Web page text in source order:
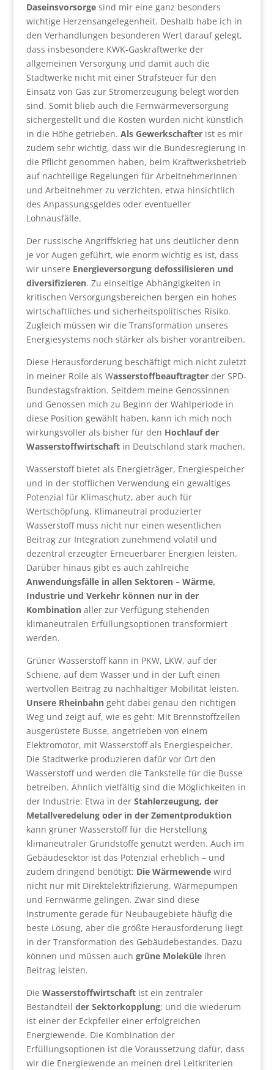
Daseinsvorsorge sind mir eine ganz besonders
wichtige Herzensangelegenheit. Deshalb habe ich in
den Verhandlungen besonderen Wert darauf gelegt,
dass insbesondere KWK-Gaskraftwerke der
allgemeinen Versorgung und damit auch die
Stadtwerke nicht mit einer Strafsteuer für den
Einsatz von Gas zur Stromerzeugung belegt worden
sind. Somit blieb auch die Fernwärmeversorgung
sichergestellt und die Kosten wurden nicht künstlich
in die Höhe getrieben. Als Gewerkschafterist es mir
zudem sehr wichtig, dass wir die Bundesregierung in
die Pflicht genommen haben, beim Kraftwerksbetrieb
auf nachteilige Regelungen für Arbeitnehmerinnen
und Arbeitnehmer zu verzichten, etwa hinsichtlich
des Anpassungsgeldes oder eventueller
Lohnausfälle.
Der russische Angriffskrieg hat uns deutlicher denn
je vor Augen geführt, wie enorm wichtig es ist, dass
wir unsere Energieversorgung defossilisieren und
diversifizieren. Zu einseitige Abhängigkeiten in
kritischen Versorgungsbereichen bergen ein hohes
wirtschaftliches und sicherheitspolitisches Risiko.
Zugleich müssen wir die Transformation unseres
Energiesystems noch stärker als bisher vorantreiben.
Diese Herausforderung beschäftigt mich nicht zuletzt
in meiner Rolle als Wasserstoffbeauftragter der SPD-
Bundestagsfraktion. Seitdem meine Genossinnen
und Genossen mich zu Beginn der Wahlperiode in
diese Position gewählt haben, kann ich mich noch
wirkungsvoller als bisher für den Hochlauf der
Wasserstoffwirtschaftin Deutschland stark machen.
Wasserstoff bietet als Energieträger, Energiespeicher
und in der stofflichen Verwendung ein gewaltiges
Potenzial für Klimaschutz, aber auch für
Wertschöpfung. Klimaneutral produzierter
Wasserstoff muss nicht nur einen wesentlichen
Beitrag zur Integration zunehmend volatil und
dezentral erzeugter Erneuerbarer Energien leisten.
Darüber hinaus gibt es auch zahlreiche
Anwendungsfälle in allen Sektoren – Wärme,
Industrie und Verkehr können nur in der
Kombinationaller zur Verfügung stehenden
klimaneutralen Erfüllungsoptionen transformiert
werden.
Grüner Wasserstoff kann in PKW, LKW, auf der
Schiene, auf dem Wasser und in der Luft einen
wertvollen Beitrag zu nachhaltiger Mobilität leisten.
Unsere Rheinbahngeht dabei genau den richtigen
Weg und zeigt auf, wie es geht: Mit Brennstoffzellen
ausgerüstete Busse, angetrieben von einem
Elektromotor, mit Wasserstoff als Energiespeicher.
Die Stadtwerke produzieren dafür vor Ort den
Wasserstoff und werden die Tankstelle für die Busse
betreiben. Ähnlich vielfältig sind die Möglichkeiten in
der Industrie: Etwa in der Stahlerzeugung, der
Metallveredelung oder in der Zementproduktion
kann grüner Wasserstoff für die Herstellung
klimaneutraler Grundstoffe genutzt werden. Auch im
Gebäudesektor ist das Potenzial erheblich – und
zudem dringend benötigt: Die Wärmewendewird
nicht nur mit Direktelektrifizierung, Wärmepumpen
und Fernwärme gelingen. Zwar sind diese
Instrumente gerade für Neubaugebiete häufig die
beste Lösung, aber die größte Herausforderung liegt
in der Transformation des Gebäudebestandes. Dazu
können und müssen auch grüne Moleküleihren
Beitrag leisten.
Die Wasserstoffwirtschaft ist ein zentraler
Bestandteil der Sektorkopplung; und die wiederum
ist einer der Eckpfeiler einer erfolgreichen
Energiewende. Die Kombination der
Erfüllungsoptionen ist die Voraussetzung dafür, dass
wir die Energiewende an meinen drei Leitkriterien